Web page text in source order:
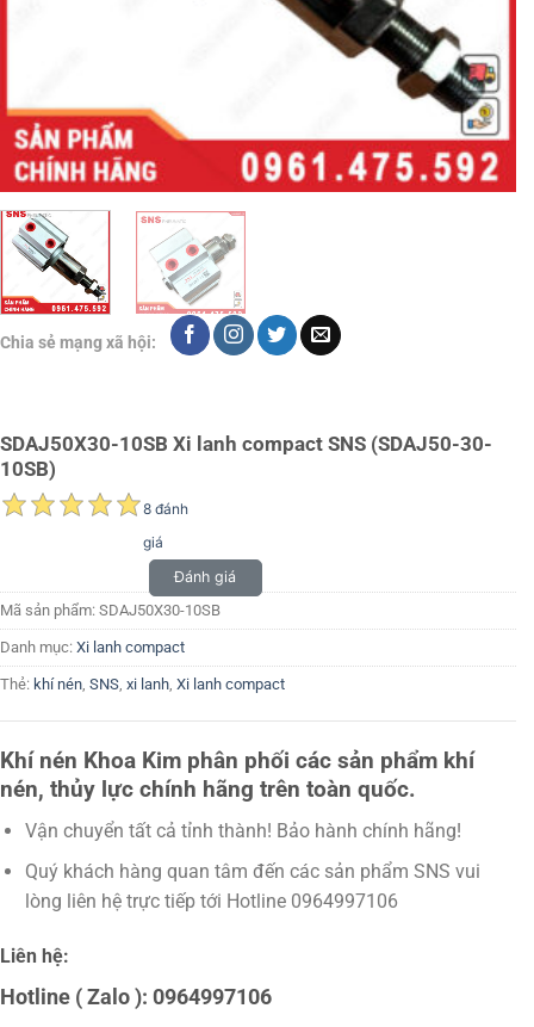
Chia sẻ mạng xã hội:
SDAJ50X30-10SB Xi lanh compact SNS (SDAJ50-30-
10SB)
8 đánh
giá
Đánh giá
Mã sản phẩm: SDAJ50X30-10SB
Danh mục: Xi lanh compact
Thẻ: khí nén, SNS, xi lanh, Xi lanh compact
Khí nén Khoa Kim phân phối các sản phẩm khí
nén, thủy lực chính hãng trên toàn quốc.
Vận chuyển tất cả tỉnh thành! Bảo hành chính hãng!
Quý khách hàng quan tâm đến các sản phẩm SNS vui
lòng liên hệ trực tiếp tới Hotline 0964997106
Liên hệ:
Hotline ( Zalo ): 0964997106